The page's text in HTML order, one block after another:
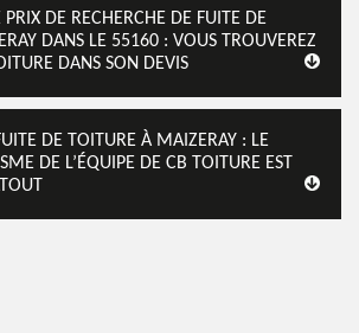
DE RECHERCHE DE FUITE DE
DANS LE 55160 : VOUS TROUVEREZ
DANS SON DEVIS
DE TOITURE À MAIZERAY : LE
DE L’ÉQUIPE DE CB TOITURE EST